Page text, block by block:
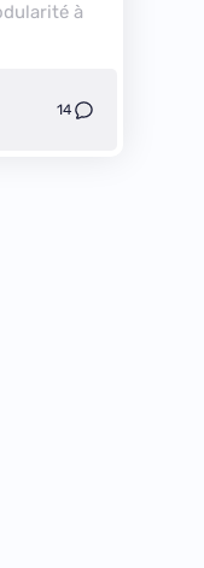
à
14